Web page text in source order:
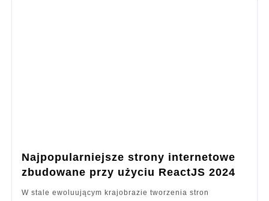
Najpopularniejsze strony internetowe
zbudowane przy użyciu ReactJS 2024
W stale ewoluującym krajobrazie tworzenia stron